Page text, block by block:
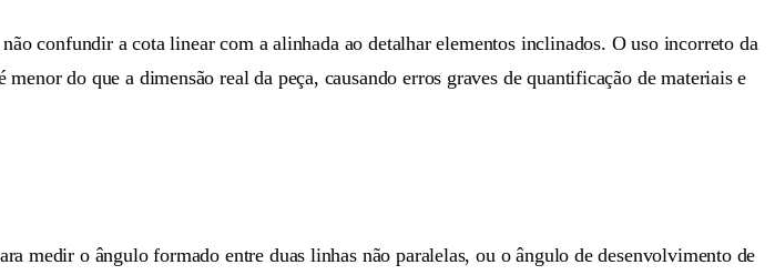
confundir a cota linear com a alinhada ao detalhar elementos inclinados. O uso incorreto da
do que a dimensão real da peça, causando erros graves de quantificação de materiais e
medir o ângulo formado entre duas linhas não paralelas, ou o ângulo de desenvolvimento de